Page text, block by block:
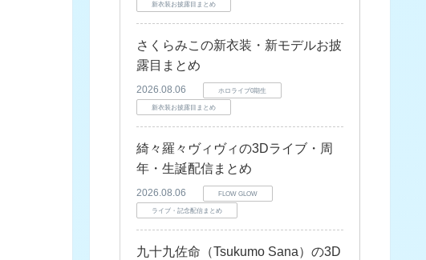
新衣装お披露目まとめ
さくらみこの新衣装・新モデルお披
露目まとめ
2026.08.06 ホロライブ0期生
新衣装お披露目まとめ
綺々羅々ヴィヴィの3Dライブ・周
年・生誕配信まとめ
2026.08.06 FLOW GLOW
ライブ・記念配信まとめ
九十九佐命（Tsukumo Sana）の3D